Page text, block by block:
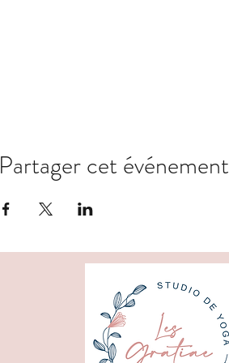
Partager cet événement